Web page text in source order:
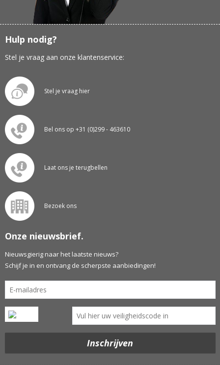
Hulp nodig?
Stel je vraag aan onze klantenservice:
Stel je vraag hier
Bel ons op +31 (0)299 - 463610
Laat ons je terugbellen
Bezoek ons
Onze nieuwsbrief.
Nieuwsgierig naar het laatste nieuws?
Schijf je in en ontvang de scherpste aanbiedingen!